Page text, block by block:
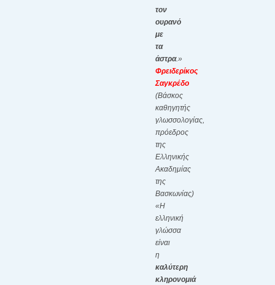
τον
ουρανό
με
τα
άστρα.»
Φρειδερίκος
Σαγκρέδο
(Βάσκος
καθηγητής
γλωσσολογίας,
πρόεδρος
της
Ελληνικής
Ακαδημίας
της
Βασκωνίας)
«Η
ελληνική
γλώσσα
είναι
η
καλύτερη
κληρονομιά